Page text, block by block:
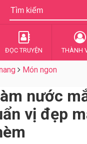
ĐỌC TRUYỆN THÀNH
Món ngon
nước
vị đẹp